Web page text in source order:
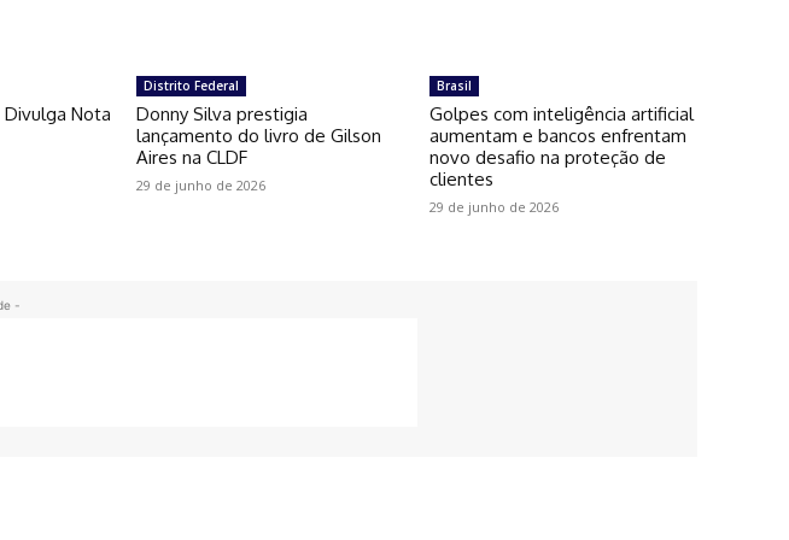
Nota
Distrito Federal
Donny Silva prestigia
lançamento do livro de Gilson
Aires na CLDF
29 de junho de 2026
Brasil
Golpes com inteligência artificial
aumentam e bancos enfrentam
novo desafio na proteção de
clientes
29 de junho de 2026
-